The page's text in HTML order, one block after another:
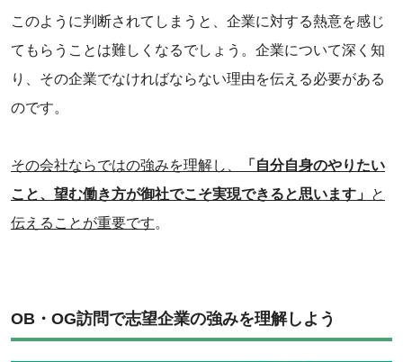
‌このように判断されてしまうと、企業に対する熱意を感じ
てもらうことは難しくなるでしょう。企業について深く知
り、その企業でなければならない理由を伝える必要がある
のです。
その会社ならではの強みを理解し、
「自分自身のやりたい
こと、望む働き方が御社でこそ実現できると思います」 と
伝えることが重要です。
OB・OG訪問で志望企業の強みを理解しよう